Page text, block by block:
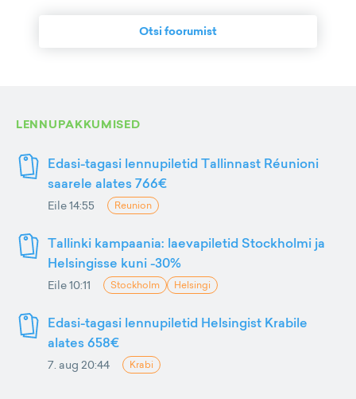
Otsi foorumist
LENNUPAKKUMISED
Edasi-tagasi lennupiletid Tallinnast Réunioni
saarele alates 766€
Eile 14:55 Reunion
Tallinki kampaania: laevapiletid Stockholmi ja
Helsingisse kuni -30%
Eile 10:11 Stockholm Helsingi
Edasi-tagasi lennupiletid Helsingist Krabile
alates 658€
7. aug 20:44 Krabi